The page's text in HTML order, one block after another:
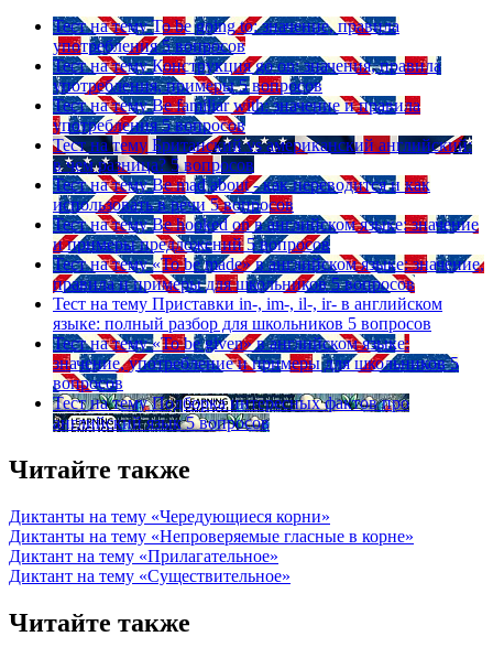
Тест на тему To be going to: значение, правила
употребления 5 вопросов
Тест на тему Конструкция go on: значения, правила
употребления, примеры 5 вопросов
Тест на тему Be familiar with: значение и правила
употребления 5 вопросов
Тест на тему Британский vs американский английский:
в чем разница? 5 вопросов
Тест на тему Be mad about - как переводится и как
использовать в речи 5 вопросов
Тест на тему Be hooked on в английском языке: значение
и примеры предложений 5 вопросов
Тест на тему «To be made» в английском языке: значение,
правила и примеры для школьников 5 вопросов
Тест на тему Приставки in-, im-, il-, ir- в английском
языке: полный разбор для школьников 5 вопросов
Тест на тему «To be given» в английском языке:
значение, употребление и примеры для школьников 5
вопросов
Тест на тему Подборка интересных фактов про
английский язык 5 вопросов
Читайте также
Диктанты на тему «Чередующиеся корни»
Диктанты на тему «Непроверяемые гласные в корне»
Диктант на тему «Прилагательное»
Диктант на тему «Существительное»
Читайте также